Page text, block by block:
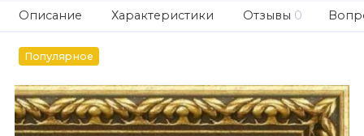
Описание Характеристики Отзывы 0
Популярное